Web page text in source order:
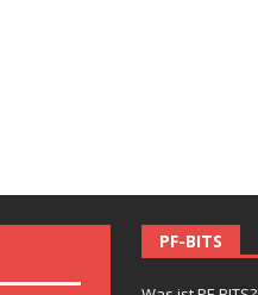
PF-BITS